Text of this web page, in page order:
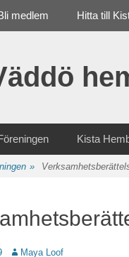
medlem Hitta till
menyKista
»
Författare
Maya Loof